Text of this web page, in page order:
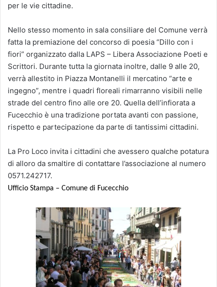
per le vie cittadine.
Nello stesso momento in sala consiliare del Comune verrà
fatta la premiazione del concorso di poesia “Dillo con i
fiori” organizzato dalla LAPS – Libera Associazione Poeti e
Scrittori. Durante tutta la giornata inoltre, dalle 9 alle 20,
verrà allestito in Piazza Montanelli il mercatino “arte e
ingegno”, mentre i quadri floreali rimarranno visibili nelle
strade del centro fino alle ore 20. Quella dell’infiorata a
Fucecchio è una tradizione portata avanti con passione,
rispetto e partecipazione da parte di tantissimi cittadini.
La Pro Loco invita i cittadini che avessero qualche potatura
di alloro da smaltire di contattare l’associazione al numero
0571.242717.
Ufficio Stampa – Comune di Fucecchio